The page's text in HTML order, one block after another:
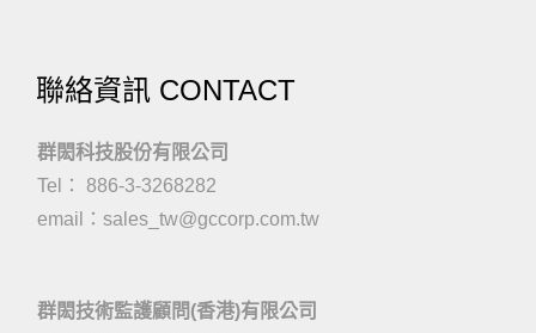
聯絡資訊 CONTACT
群閎科技股份有限公司
Tel： 886-3-3268282
email： sales_tw@gccorp.com.tw
群閎技術監護顧問(香港)有限公司